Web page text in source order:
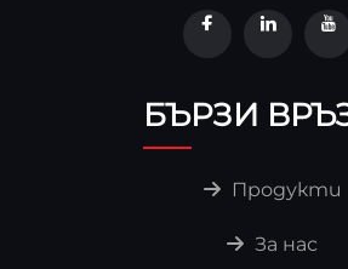
БЪРЗИ
Продукти
За нас